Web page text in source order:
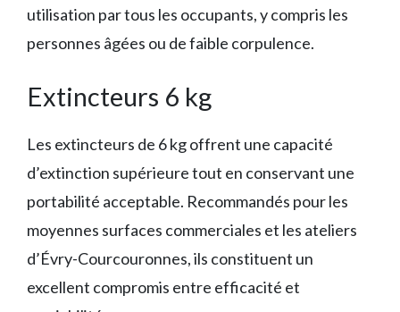
utilisation par tous les occupants, y compris les
personnes âgées ou de faible corpulence.
Extincteurs 6 kg
Les extincteurs de 6 kg offrent une capacité
d’extinction supérieure tout en conservant une
portabilité acceptable. Recommandés pour les
moyennes surfaces commerciales et les ateliers
d’Évry-Courcouronnes, ils constituent un
excellent compromis entre efficacité et